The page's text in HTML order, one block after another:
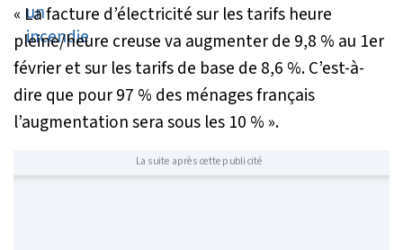
« La facture d’électricité sur les tarifs heure
pleine/heure creuse va augmenter de 9,8 % au 1er
février et sur les tarifs de base de 8,6 %. C’est-à-
dire que pour 97 % des ménages français
l’augmentation sera sous les 10 % ».
La suite après cette publicité